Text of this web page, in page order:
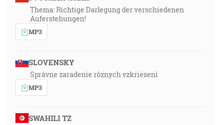
Thema: Richtige Darlegung der verschiedenen
Auferstehungen!
MP3
SLOVENSKY
Správne zaradenie rôznych vzkriesení
MP3
SWAHILI TZ